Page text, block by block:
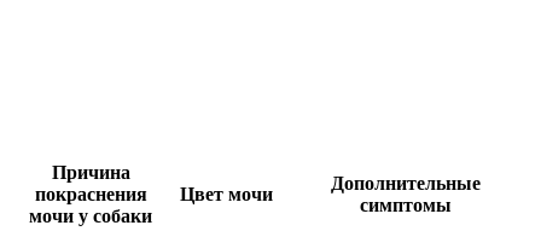
Причина
покраснения
мочи у собаки
Цвет мочи
Дополнительные
симптомы